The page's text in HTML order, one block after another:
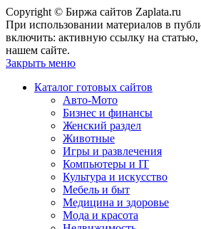
Copyright © Биржа сайтов Zaplata.ru
При использовании материалов в
включить: активную ссылку на
нашем сайте.
Закрыть меню
Каталог готовых сайтов
Авто-Мото
Бизнес и финансы
Женский раздел
Животные
Игры и развлечения
Компьютеры и IT
Культура и искусство
Мебель и быт
Медицина и здоровье
Мода и красота